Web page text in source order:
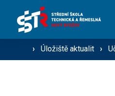
Proč studovat u nás ›
Přehled oborů ›
Pro žáky
› Úložiště aktualit ›